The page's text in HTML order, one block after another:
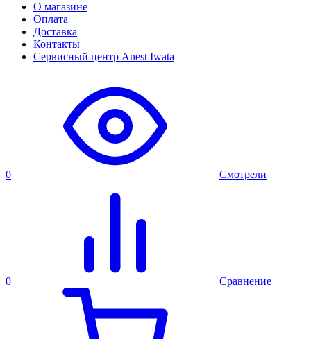
О магазине
Оплата
Доставка
Контакты
Сервисный центр Anest Iwata
0 Смотрели
0 Сравнение